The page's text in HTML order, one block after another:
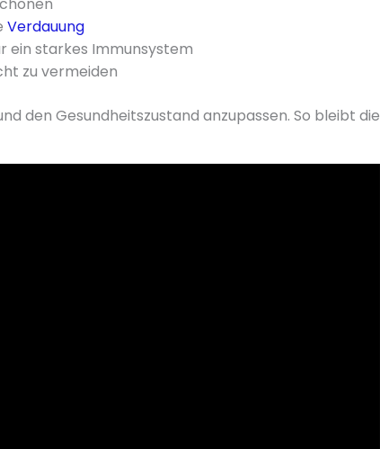
Verdauung
ein starkes Immunsystem
zu vermeiden
den Gesundheitszustand anzupassen. So bleibt die